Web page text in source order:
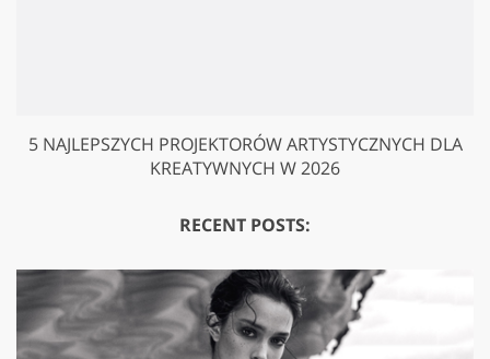
5 NAJLEPSZYCH PROJEKTORÓW ARTYSTYCZNYCH DLA
KREATYWNYCH W 2026
RECENT POSTS: